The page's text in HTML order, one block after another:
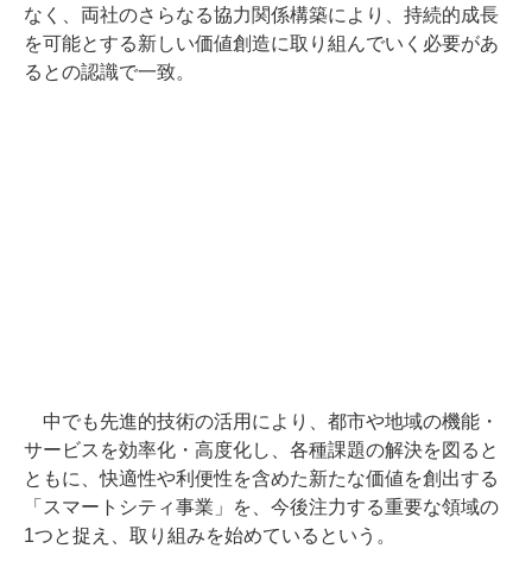
なく、両社のさらなる協力関係構築により、持続的成長
を可能とする新しい価値創造に取り組んでいく必要があ
るとの認識で一致。
中でも先進的技術の活用により、都市や地域の機能・
サービスを効率化・高度化し、各種課題の解決を図ると
ともに、快適性や利便性を含めた新たな価値を創出する
「スマートシティ事業」を、今後注力する重要な領域の
1つと捉え、取り組みを始めているという。